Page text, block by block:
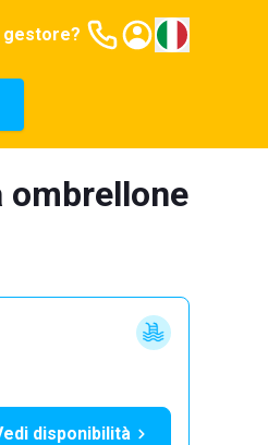
gestore?
ombrellone
disponibilità